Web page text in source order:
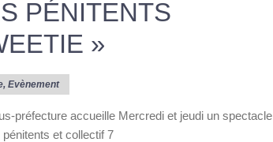
PÉNITENTS
»
, Evènement
préfecture accueille Mercredi et jeudi un spectacle
et collectif 7